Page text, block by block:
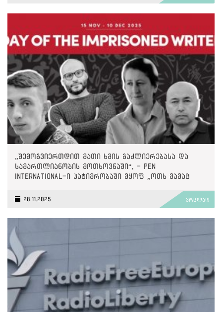
„შემოგვიერთდით მათი ხმის გაძლიერებასა და
სამართლიანობის მოთხოვნაში“, - PEN
International-ი პატიმრობაში მყოფ „ოთხ მამაც
28.11.2025 ვრცლად